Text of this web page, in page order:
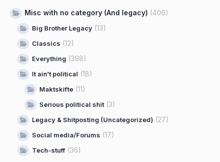
Misc with no category (And legacy) (406)
Big Brother Legacy (13)
Classics (12)
Everything (398)
It ain't political (18)
Maktskifte (11)
Serious political shit (3)
Legacy & Shitposting (Uncategorized) (27)
Social media/Forums (17)
Tech-stuff (36)